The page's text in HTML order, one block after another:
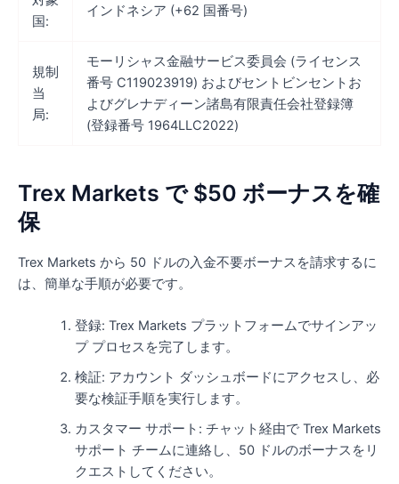
国:
インドネシア (+62 国番号)
規制
当
局:
モーリシャス金融サービス委員会 (ライセンス
番号 C119023919) およびセントビンセントお
よびグレナディーン諸島有限責任会社登録簿
(登録番号 1964LLC2022)
Trex Markets で $50 ボーナスを確
保
Trex Markets から 50 ドルの入金不要ボーナスを請求するに
は、簡単な手順が必要です。
登録: Trex Markets プラットフォームでサインアッ
プ プロセスを完了します。
検証: アカウント ダッシュボードにアクセスし、必
要な検証手順を実行します。
カスタマー サポート: チャット経由で Trex Markets
サポート チームに連絡し、50 ドルのボーナスをリ
クエストしてください。